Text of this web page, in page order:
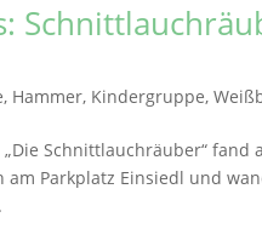
, Hammer, Kindergruppe,
Schnittlauchräuber“
Parkplatz Einsiedl und